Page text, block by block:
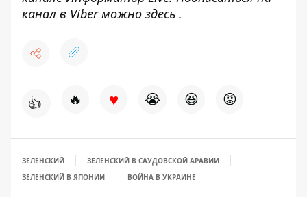
канал в Viber можно здесь .
👍 🔥 ♥ 😭 😆 😡
ЗЕЛЕНСКИЙ
ЗЕЛЕНСКИЙ В САУДОВСКОЙ АРАВИИ
ЗЕЛЕНСКИЙ В ЯПОНИИ
ВОЙНА В УКРАИНЕ